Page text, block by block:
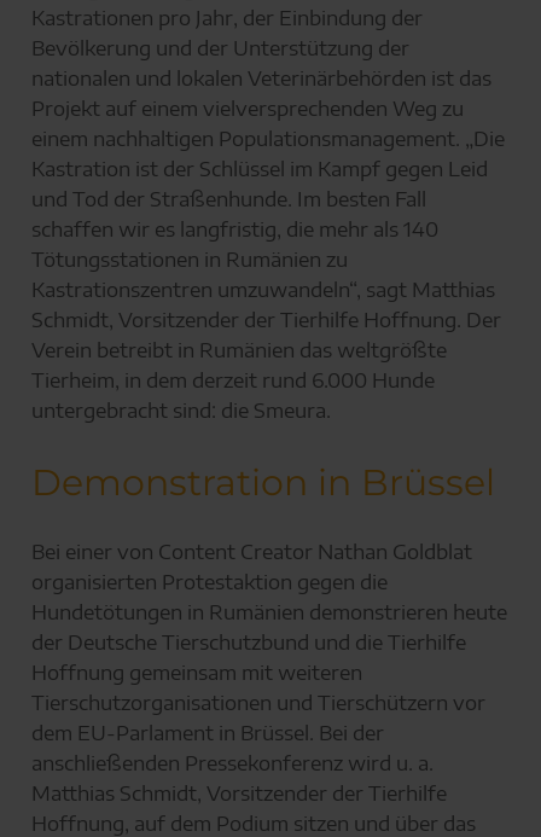
Kastrationen pro Jahr, der Einbindung der
Bevölkerung und der Unterstützung der
nationalen und lokalen Veterinärbehörden ist das
Projekt auf einem vielversprechenden Weg zu
einem nachhaltigen Populationsmanagement. „Die
Kastration ist der Schlüssel im Kampf gegen Leid
und Tod der Straßenhunde. Im besten Fall
schaffen wir es langfristig, die mehr als 140
Tötungsstationen in Rumänien zu
Kastrationszentren umzuwandeln“, sagt Matthias
Schmidt, Vorsitzender der Tierhilfe Hoffnung. Der
Verein betreibt in Rumänien das weltgrößte
Tierheim, in dem derzeit rund 6.000 Hunde
untergebracht sind: die Smeura.
Demonstration in Brüssel
Bei einer von Content Creator Nathan Goldblat
organisierten Protestaktion gegen die
Hundetötungen in Rumänien demonstrieren heute
der Deutsche Tierschutzbund und die Tierhilfe
Hoffnung gemeinsam mit weiteren
Tierschutzorganisationen und Tierschützern vor
dem EU-Parlament in Brüssel. Bei der
anschließenden Pressekonferenz wird u. a.
Matthias Schmidt, Vorsitzender der Tierhilfe
Hoffnung, auf dem Podium sitzen und über das